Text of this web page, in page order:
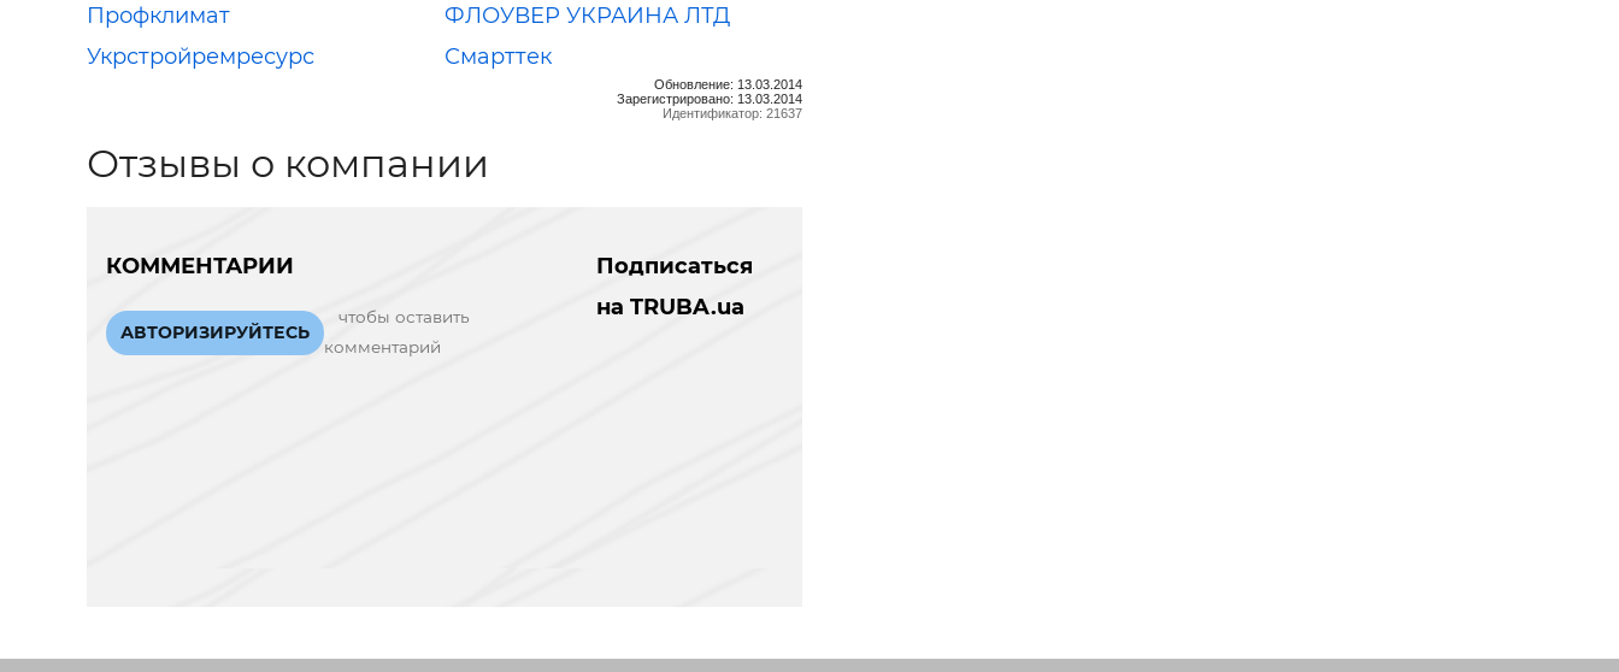
Профклимат
ФЛОУВЕР УКРАИНА ЛТД
Укрстройремресурс
Смарттек
Обновление: 13.03.2014
Зарегистрировано: 13.03.2014
Идентификатор: 21637
Отзывы о компании
КОММЕНТАРИИ
АВТОРИЗИРУЙТЕСЬ
чтобы оставить
комментарий
Подписаться
на TRUBA.ua